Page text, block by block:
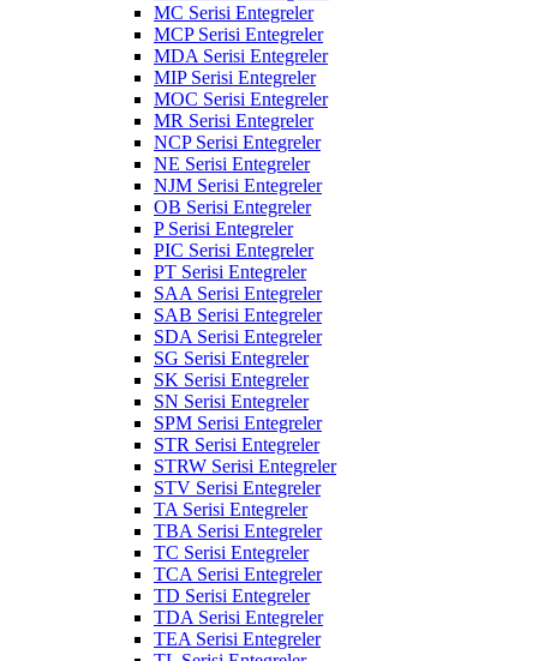
MC Serisi Entegreler
MCP Serisi Entegreler
MDA Serisi Entegreler
MIP Serisi Entegreler
MOC Serisi Entegreler
MR Serisi Entegreler
NCP Serisi Entegreler
NE Serisi Entegreler
NJM Serisi Entegreler
OB Serisi Entegreler
P Serisi Entegreler
PIC Serisi Entegreler
PT Serisi Entegreler
SAA Serisi Entegreler
SAB Serisi Entegreler
SDA Serisi Entegreler
SG Serisi Entegreler
SK Serisi Entegreler
SN Serisi Entegreler
SPM Serisi Entegreler
STR Serisi Entegreler
STRW Serisi Entegreler
STV Serisi Entegreler
TA Serisi Entegreler
TBA Serisi Entegreler
TC Serisi Entegreler
TCA Serisi Entegreler
TD Serisi Entegreler
TDA Serisi Entegreler
TEA Serisi Entegreler